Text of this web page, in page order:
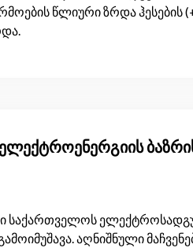
წლიური ზრდა ჰესების
საქართველოს
აღნიშნული